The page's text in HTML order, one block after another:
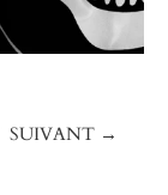
SUIVANT →